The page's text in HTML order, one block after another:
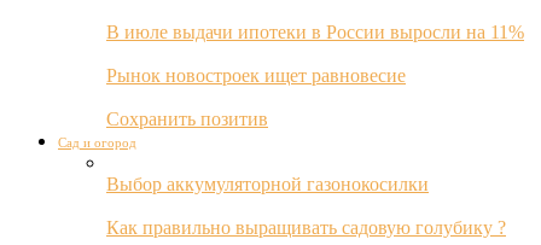
В июле выдачи ипотеки в России выросли на 11%
Рынок новостроек ищет равновесие
Сохранить позитив
Сад и огород
Выбор аккумуляторной газонокосилки
Как правильно выращивать садовую голубику ?